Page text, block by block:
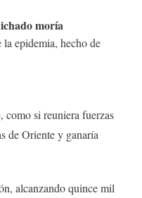
moría
epidemia, hecho de
como si reuniera fuerzas
de Oriente y ganaría
alcanzando quince mil